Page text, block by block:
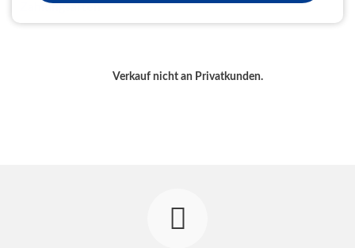
Zahlungsarten
Verkauf nicht an Privatkunden.